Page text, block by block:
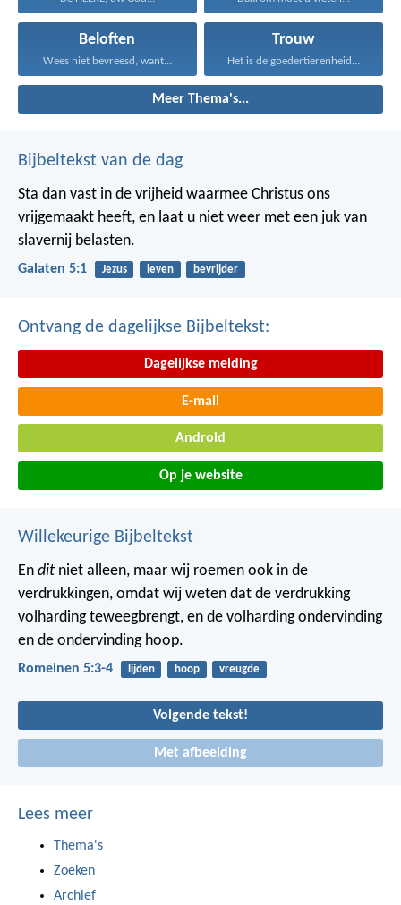
Beloften
Wees niet bevreesd, want...
Trouw
Het is de goedertierenheid...
Meer Thema's...
Bijbeltekst van de dag
Sta dan vast in de vrijheid waarmee Christus ons
vrijgemaakt heeft, en laat u niet weer met een juk van
slavernij belasten.
Galaten 5:1 Jezus leven bevrijder
Ontvang de dagelijkse Bijbeltekst:
Dagelijkse melding
E-mail
Android
Op je website
Willekeurige Bijbeltekst
En dit niet alleen, maar wij roemen ook in de
verdrukkingen, omdat wij weten dat de verdrukking
volharding teweegbrengt, en de volharding ondervinding
en de ondervinding hoop.
Romeinen 5:3-4 lijden hoop vreugde
Volgende tekst!
Met afbeelding
Lees meer
Thema's
Zoeken
Archief